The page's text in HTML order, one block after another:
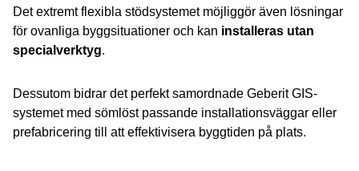
Det extremt flexibla stödsystemet möjliggör även lösningar
för ovanliga byggsituationer och kan installeras utan
specialverktyg.
Dessutom bidrar det perfekt samordnade Geberit GIS-
systemet med sömlöst passande installationsväggar eller
prefabricering till att effektivisera byggtiden på plats.